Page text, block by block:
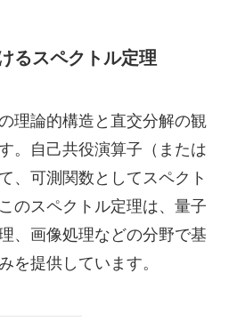
るスペクトル定理
理論的構造と直交分解の観
。自己共役演算子（または
、可測関数としてスペクト
のスペクトル定理は、量子
、画像処理などの分野で基
を提供しています。